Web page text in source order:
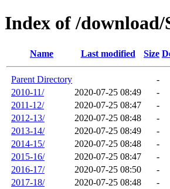
Index of /
Name Last modified Size
Parent Directory
-
2010-11/
2020-07-25 08:49
-
2011-12/
2020-07-25 08:47
-
2012-13/
2020-07-25 08:48
-
2013-14/
2020-07-25 08:49
-
2014-15/
2020-07-25 08:48
-
2015-16/
2020-07-25 08:47
-
2016-17/
2020-07-25 08:50
-
2017-18/
2020-07-25 08:48
-